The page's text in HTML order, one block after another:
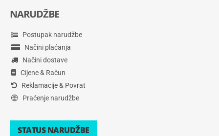
NARUDŽBE
Postupak narudžbe
Načini plaćanja
Načini dostave
Cijene & Račun
Reklamacije & Povrat
Praćenje narudžbe
STATUS NARUDŽBE